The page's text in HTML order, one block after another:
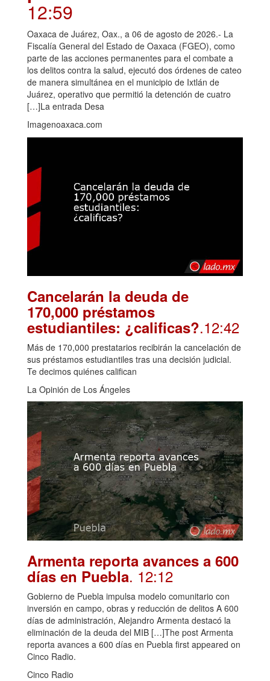
12:59
Oaxaca de Juárez, Oax., a 06 de agosto de 2026.- La
Fiscalía General del Estado de Oaxaca (FGEO), como
parte de las acciones permanentes para el combate a
los delitos contra la salud, ejecutó dos órdenes de cateo
de manera simultánea en el municipio de Ixtlán de
Juárez, operativo que permitió la detención de cuatro
[…]La entrada Desa
Imagenoaxaca.com
Cancelarán la deuda de
170,000 préstamos
estudiantiles: ¿calificas?.12:42
Más de 170,000 prestatarios recibirán la cancelación de
sus préstamos estudiantiles tras una decisión judicial.
Te decimos quiénes califican
La Opinión de Los Ángeles
Armenta reporta avances a 600
días en Puebla. 12:12
Gobierno de Puebla impulsa modelo comunitario con
inversión en campo, obras y reducción de delitos A 600
días de administración, Alejandro Armenta destacó la
eliminación de la deuda del MIB […]The post Armenta
reporta avances a 600 días en Puebla first appeared on
Cinco Radio.
Cinco Radio